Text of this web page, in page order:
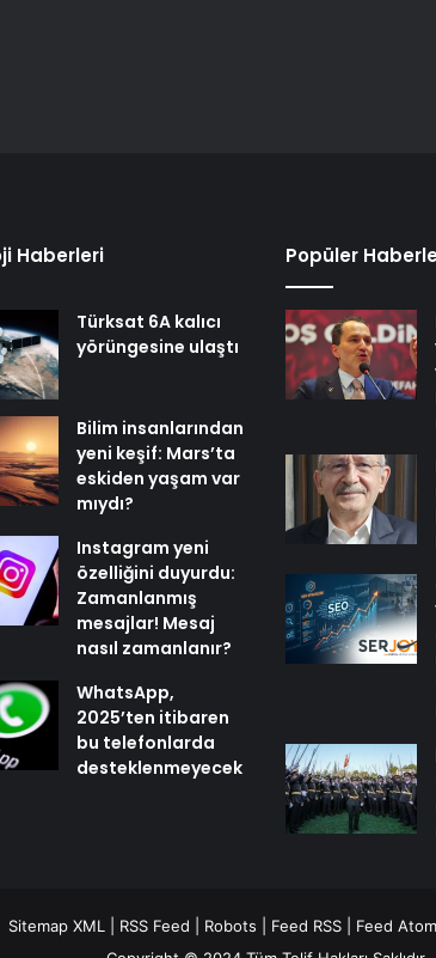
Haberleri
Türksat 6A kalıcı
yörüngesine ulaştı
Bilim insanlarından
yeni keşif: Mars’ta
eskiden yaşam var
mıydı?
Instagram yeni
özelliğini duyurdu:
Zamanlanmış
mesajlar! Mesaj
nasıl zamanlanır?
WhatsApp,
2025’ten itibaren
bu telefonlarda
desteklenmeyecek
Popüler
Sitemap XML| RSS Feed Robots Feed RSS| Feed Atom